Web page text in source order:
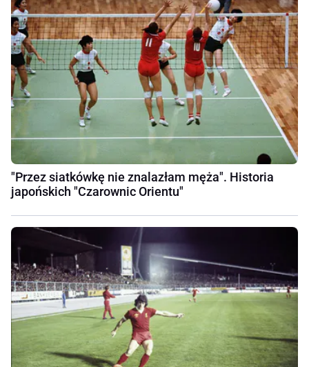
"Przez siatkówkę nie znalazłam męża". Historia
japońskich "Czarownic Orientu"